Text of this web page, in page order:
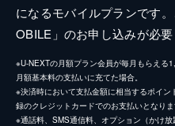
になるモバイルプランです
OBILE」のお申し込みが必要
※U-NEXTの月額プラン会員が毎月もらえ
月額基本料の支払いに充てた場合。
※決済時において支払金額に相当するポイ
録のクレジットカードでのお支払いとなりま
※通話料、SMS通信料、オプション（かけ放